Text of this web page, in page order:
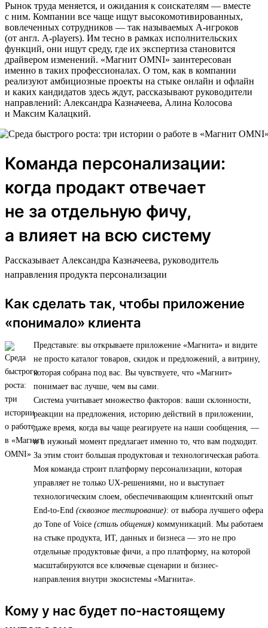
Рынок труда меняется, и ожидания к соискателям — вместе
с ним. Компании все чаще ищут высокомотивированных,
вовлеченных сотрудников — так называемых А-игроков
(от англ. A-players). Им тесно в рамках исполнительских
функций, они ищут среду, где их экспертиза становится
драйвером изменений. «Магнит OMNI» заинтересован
именно в таких профессионалах. О том, как в компании
реализуют амбициозные проекты на стыке онлайн и офлайн
и каких кандидатов здесь ждут, рассказывают руководители
направлений: Александра Казначеева, Алина Колосова
и Максим Калацкий.
Команда персонализации:
когда продакт отвечает
не за отдельную фичу,
а влияет на всю систему
Рассказывает Александра Казначеева, руководитель
направления продукта персонализации
Как сделать так, чтобы приложение
«понимало» клиента
Представьте: вы открываете приложение «Магнита» и видите
не просто каталог товаров, скидок и предложений, а витрину,
которая собрана под вас. Вы чувствуете, что «Магнит»
понимает вас лучше, чем вы сами.
Система учитывает множество факторов: ваши склонности,
реакции на предложения, историю действий в приложении,
даже время, когда вы чаще реагируете на наши сообщения, —
и в нужный момент предлагает именно то, что вам подходит.
За этим стоит большая продуктовая и технологическая работа.
Моя команда строит платформу персонализации, которая
управляет не только UX-решениями, но и выступает
технологическим слоем, обеспечивающим клиентский опыт
End-to-End (сквозное тестирование): от выбора лучшего офера
до Tone of Voice (стиль общения) коммуникаций. Мы работаем
на стыке продукта, ИТ, данных и бизнеса — это не про
отдельные продуктовые фичи, а про платформу, на которой
масштабируются все ключевые сценарии и бизнес-
направления внутри экосистемы «Магнита».
Кому у нас будет по-настоящему